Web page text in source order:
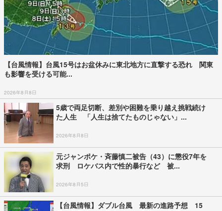
【台風情報】台風15号はお盆休みに東北地方に直撃する恐れ 関東
も影響を受ける可能...
2026年8月8日
5歳で両足切断、差別や困難を乗り越え挑戦続け
た人生 「人生は捨てたものじゃない」...
2026年8月8日
元ジャンポケ・斉藤慎二被告（43）に懲役7年を
求刑 ロケバス内で性的暴行など 被...
2026年8月5日
【台風情報】ダブル台風 最新の進路予想 15